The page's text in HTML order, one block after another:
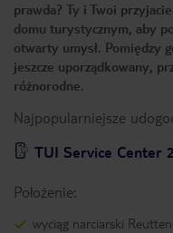
prawda? Ty i Twoi
domu turystycznym, aby
otwarty umysł. Pomiędzy
jeszcze uporządkowany,
różnorodne.
Najpopularniejsze
TUI Service Center
Położenie:
wyciąg narciarski